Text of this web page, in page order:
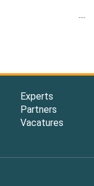
....
Experts
Partners
Vacatures